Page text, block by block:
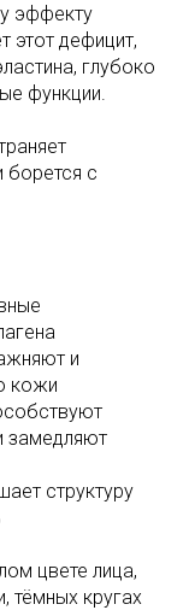
эффекту
этот дефицит,
глубоко
функции.
борется с
и
кожи
замедляют
структуру
цвете лица,
тёмных кругах